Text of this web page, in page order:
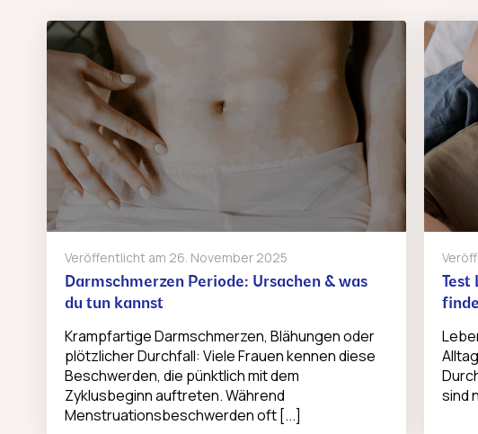
Veröffentlicht am 26. November 2025
Darmschmerzen Periode: Ursachen & was
du tun kannst
Krampfartige Darmschmerzen, Blähungen oder
plötzlicher Durchfall: Viele Frauen kennen diese
Beschwerden, die pünktlich mit dem
Zyklusbeginn auftreten. Während
Menstruationsbeschwerden oft [...]
sind